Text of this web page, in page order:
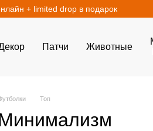
+ limited drop в подарок
Патчи Животные
Топ